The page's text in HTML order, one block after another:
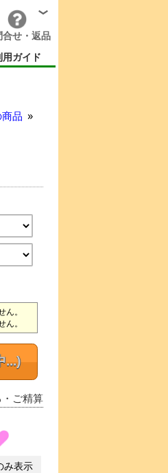
合せ・返品
用ガイド
品
。
。
...)
・ご精算
み表示